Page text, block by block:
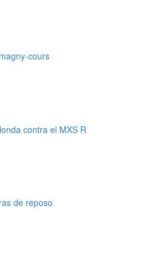
cours
contra el MXS R
de reposo